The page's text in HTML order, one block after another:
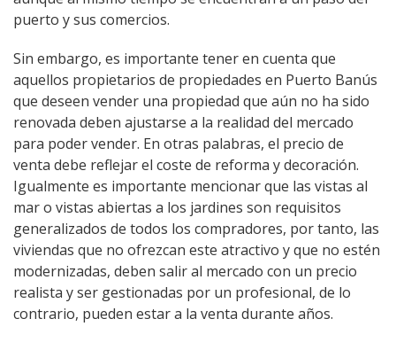
puerto y sus comercios.
Sin embargo, es importante tener en cuenta que
aquellos propietarios de propiedades en Puerto Banús
que deseen vender una propiedad que aún no ha sido
renovada deben ajustarse a la realidad del mercado
para poder vender. En otras palabras, el precio de
venta debe reflejar el coste de reforma y decoración.
Igualmente es importante mencionar que las vistas al
mar o vistas abiertas a los jardines son requisitos
generalizados de todos los compradores, por tanto, las
viviendas que no ofrezcan este atractivo y que no estén
modernizadas, deben salir al mercado con un precio
realista y ser gestionadas por un profesional, de lo
contrario, pueden estar a la venta durante años.